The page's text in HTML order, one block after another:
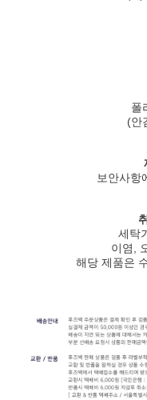
폴
(안
보안사항
세탁
이염,
해당 제품은